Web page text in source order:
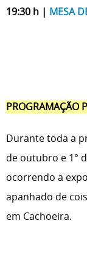
19:30 h | MESA
PROGRAMAÇÃO
Durante toda a
de outubro e 1°
ocorrendo a
apanhado de
em Cachoeira.